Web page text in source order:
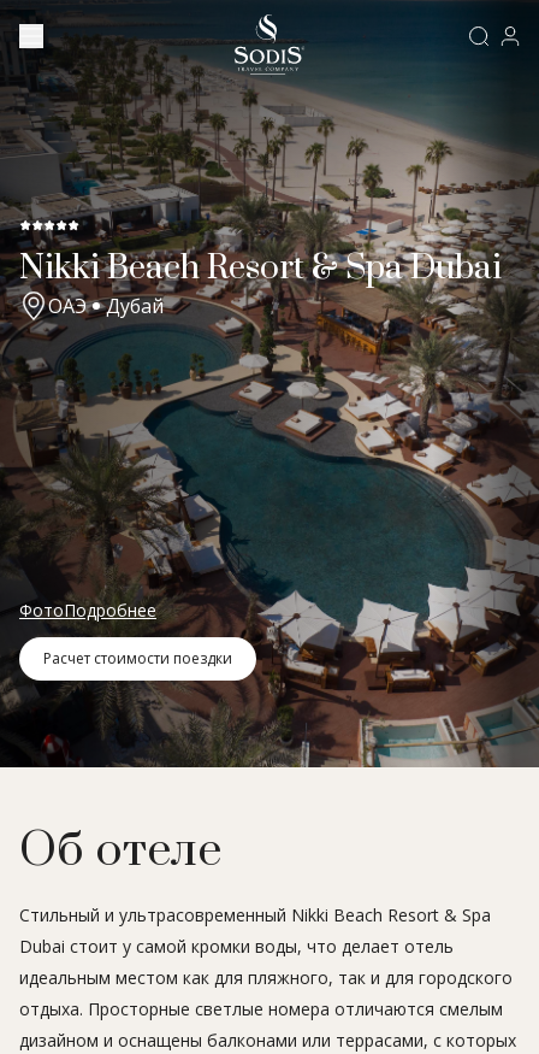
Nikki Beach Resort & Spa Dubai
ОАЭ Дубай
ФотоПодробнее
Расчет стоимости поездки
Об отеле
Стильный и ультрасовременный Nikki Beach Resort & Spa
Dubai стоит у самой кромки воды, что делает отель
идеальным местом как для пляжного, так и для городского
отдыха. Просторные светлые номера отличаются смелым
дизайном и оснащены балконами или террасами, с которых